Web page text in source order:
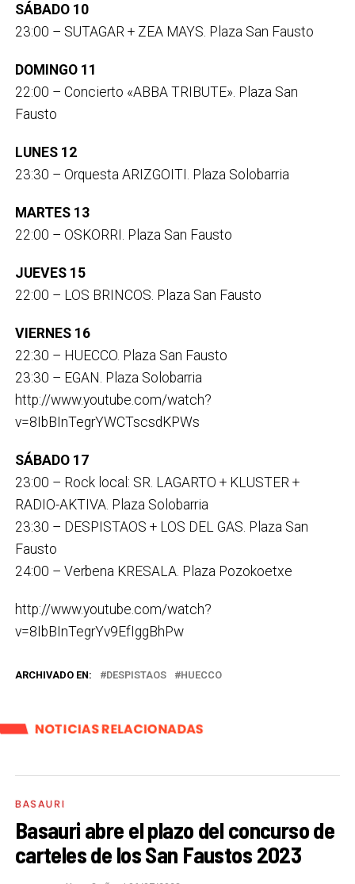
SÁBADO 10
23:00 – SUTAGAR + ZEA MAYS. Plaza San Fausto
DOMINGO 11
22:00 – Concierto «ABBA TRIBUTE». Plaza San
Fausto
LUNES 12
23:30 – Orquesta ARIZGOITI. Plaza Solobarria
MARTES 13
22:00 – OSKORRI. Plaza San Fausto
JUEVES 15
22:00 – LOS BRINCOS. Plaza San Fausto
VIERNES 16
22:30 – HUECCO. Plaza San Fausto
23:30 – EGAN. Plaza Solobarria
http://www.youtube.com/watch?
v=8IbBInTegrYWCTscsdKPWs
SÁBADO 17
23:00 – Rock local: SR. LAGARTO + KLUSTER +
RADIO-AKTIVA. Plaza Solobarria
23:30 – DESPISTAOS + LOS DEL GAS. Plaza San
Fausto
24:00 – Verbena KRESALA. Plaza Pozokoetxe
http://www.youtube.com/watch?
v=8IbBInTegrYv9EfIggBhPw
ARCHIVADO EN: DESPISTAOS HUECCO
NOTICIAS RELACIONADAS
BASAURI
Basauri abre el plazo del concurso de
carteles de los San Faustos 2023